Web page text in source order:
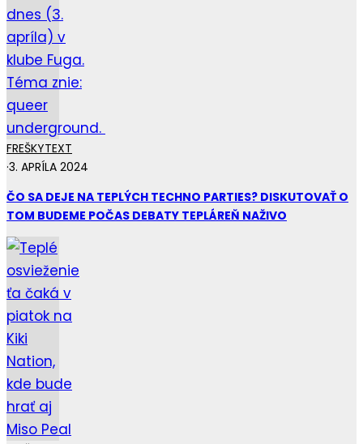
FREŠKYTEXT
·3. APRÍLA 2024
ČO SA DEJE NA TEPLÝCH TECHNO PARTIES? DISKUTOVAŤ O
TOM BUDEME POČAS DEBATY TEPLÁREŇ NAŽIVO